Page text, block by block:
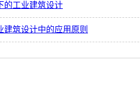
的工业建筑设计
建筑设计中的应用原则